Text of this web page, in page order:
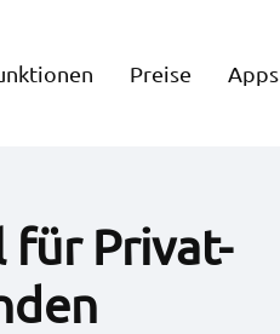
Preise Apps
für Privat-